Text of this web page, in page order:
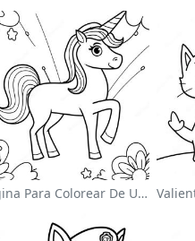
Página Para Colorear De Un Unicornio Mágico En Un Arcoíris